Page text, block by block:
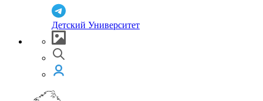
Детский Университет